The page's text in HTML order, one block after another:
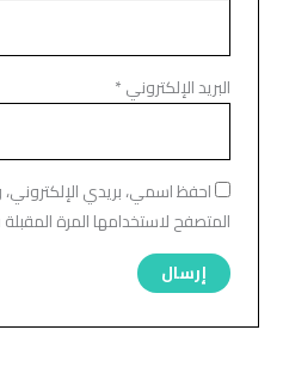
البريد الإلكتروني*
احفظ اسمي، بريدي
المتصفح لاستخدامها المرة